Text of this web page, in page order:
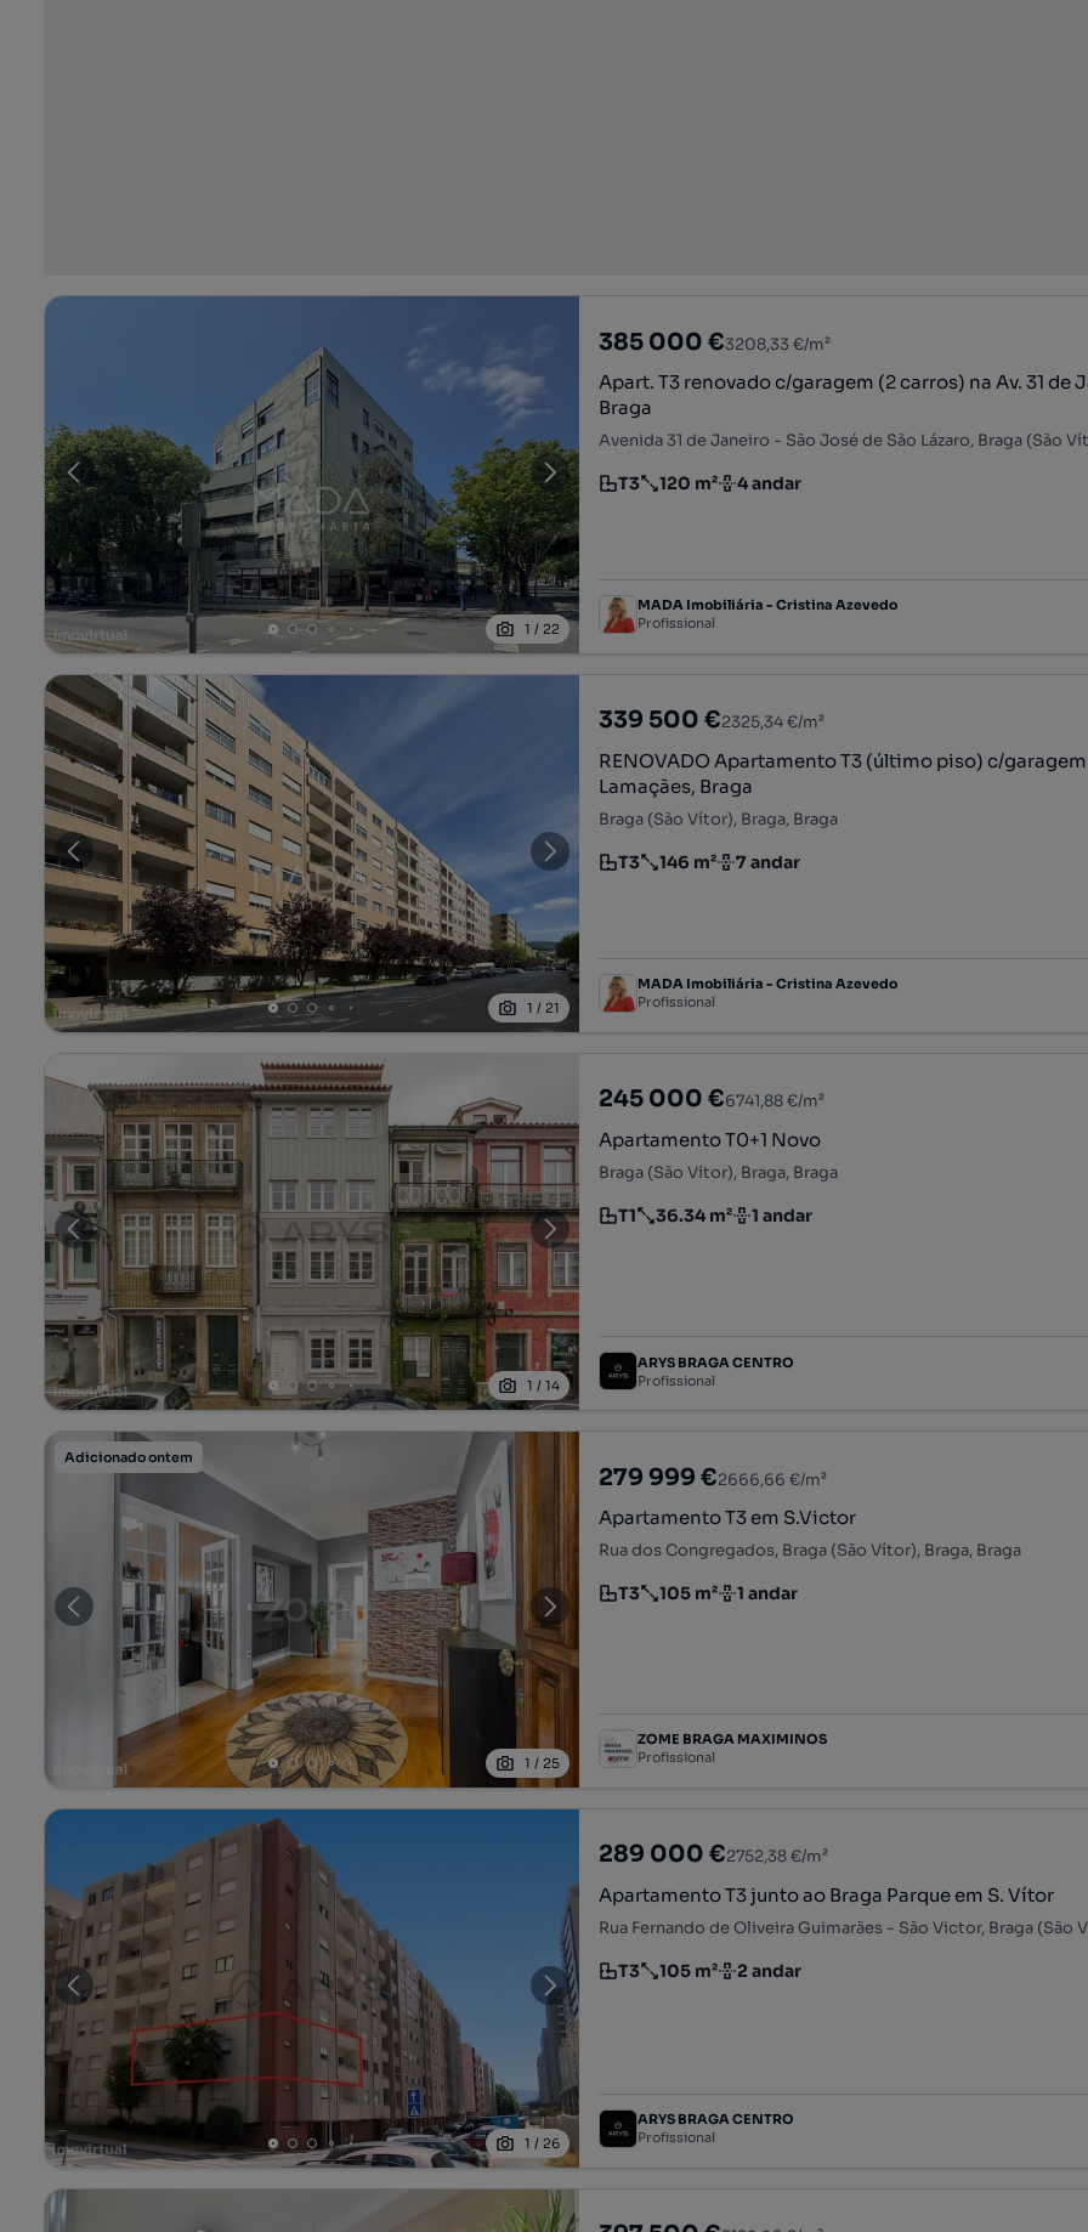
1 / 22
385 000 €3208,33 €/m²
Apart. T3 renovado c/garagem (2 carros) na Av. 31 de
Braga
Tipologia
T3
Preço por metro quadrado
120 m²
Andar 4 andar
MADA Imobiliária - Cristina Azevedo
Profissional
1 / 21
339 500 €2325,34 €/m²
RENOVADO Apartamento T3 (último piso) c/
Lamaçães, Braga
Braga (São Vítor), Braga, Braga
Tipologia
T3
Preço por metro quadrado
146 m²
Andar 7 andar
MADA Imobiliária - Cristina Azevedo
Profissional
1 /14
245 000 €6741,88 €/m²
Apartamento T0+1 Novo
Braga (São Vítor), Braga, Braga
Tipologia
T1
Preço por metro quadrado
36.34 m²
Andar 1 andar
ARYS BRAGA CENTRO
Profissional
Adicionado ontem
1 / 25
279 999 €2666,66 €/m²
Apartamento T3 em S.Victor
Rua dos Congregados, Braga (São Vítor), Braga, Braga
Tipologia
T3
Preço por metro quadrado
105 m²
Andar 1 andar
ZOME BRAGA MAXIMINOS
Profissional
1 / 26
289 000 €2752,38 €/m²
Apartamento T3 junto ao Braga Parque em S. Vítor
Tipologia
T3
Preço por metro quadrado
105 m²
Andar 2 andar
ARYS BRAGA CENTRO
Profissional